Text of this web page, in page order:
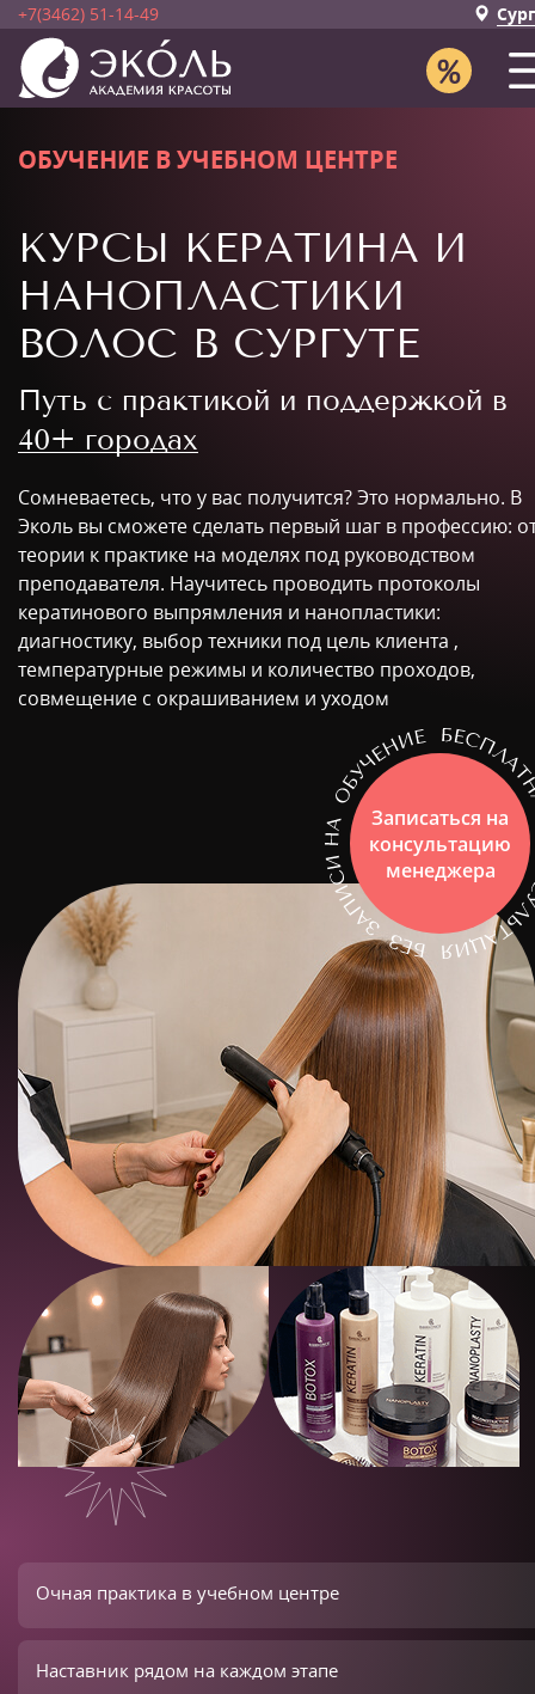
+7(3462) 51-14-49
ОБУЧЕНИЕ В УЧЕБНОМ ЦЕНТРЕ
КУРСЫ КЕРАТИНА И
НАНОПЛАСТИКИ
ВОЛОС В СУРГУТЕ
Путь с практикой и поддержкой в
40+ городах
Сомневаетесь, что у вас получится? Это нормально. В
Эколь вы сможете сделать первый шаг в профессию:
теории к практике на моделях под руководством
преподавателя. Научитесь проводить протоколы
кератинового выпрямления и нанопластики:
диагностику, выбор техники под цель клиента ,
температурные режимы и количество проходов,
совмещение с окрашиванием и уходом
Записаться на
консультацию
менеджера
Очная практика в учебном центре
Наставник рядом на каждом этапе